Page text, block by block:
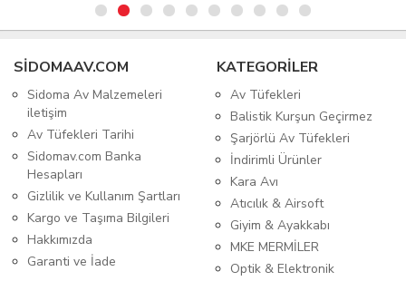
SIDOMAAV.COM
Sidoma Av Malzemeleri
iletişim
Av Tüfekleri Tarihi
Sidomav.com Banka
Hesapları
Gizlilik ve Kullanım Şartları
Kargo ve Taşıma Bilgileri
Hakkımızda
Garanti ve İade
KATEGORİLER
Av Tüfekleri
Balistik Kurşun Geçirmez
Şarjörlü Av Tüfekleri
İndirimli Ürünler
Kara Avı
Atıcılık & Airsoft
Giyim & Ayakkabı
MKE MERMİLER
Optik & Elektronik